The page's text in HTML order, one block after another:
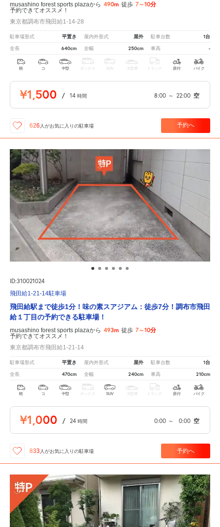
musashino forest sports plazaから 490m 徒歩 7～10分
予約できてオススメ！
東京都調布市飛田給1-14-28
駐車場形式 平置き 屋内外形式 屋外 駐車台数 1台
全長 640cm 全幅 250cm 車高 -
軽 コ 中型 ボックス SUV 大型車 トラック 原付 バイク
¥1,500 / 14 時間 8:00 ～ 22:00 空
626 人がお気に入りの駐車場 予約へ
ID:310021024
飛田給1-21-14駐車場
飛田給駅まで徒歩1分！味の素スアジアム：徒歩7分！調布市飛田
給１丁目の予約できる駐車場！
musashino forest sports plazaから 493m 徒歩 7～10分
予約できてオススメ！
東京都調布市飛田給1-21-14
駐車場形式 平置き 屋内外形式 屋外 駐車台数 1台
全長 470cm 全幅 240cm 車高 210cm
軽 コ 中型 ボックス SUV 大型車 トラック 原付 バイク
¥1,000 / 24 時間 0:00 ～ 0:00 空
833人がお気に入りの駐車場 予約へ